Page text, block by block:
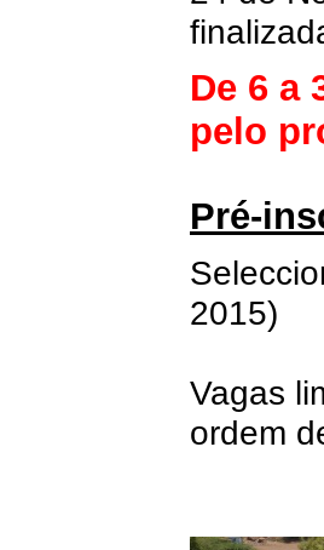
De 6 a
pelo
Pré-
2015)
Vagas
ordem